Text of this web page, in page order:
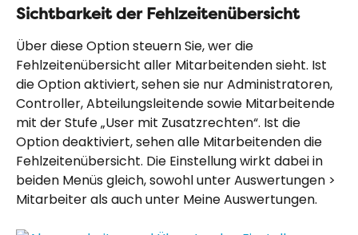
Sichtbarkeit der Fehlzeitenübersicht
Über diese Option steuern Sie, wer die
Fehlzeitenübersicht aller Mitarbeitenden sieht. Ist
die Option aktiviert, sehen sie nur Administratoren,
Controller, Abteilungsleitende sowie Mitarbeitende
mit der Stufe „User mit Zusatzrechten“. Ist die
Option deaktiviert, sehen alle Mitarbeitenden die
Fehlzeitenübersicht. Die Einstellung wirkt dabei in
beiden Menüs gleich, sowohl unter Auswertungen >
Mitarbeiter als auch unter Meine Auswertungen.